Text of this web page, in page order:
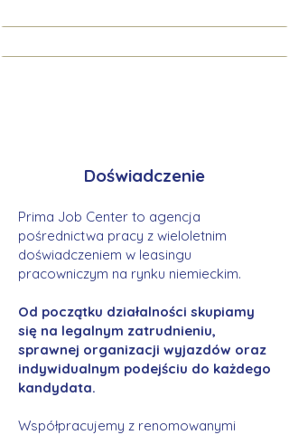
Doświadczenie
Prima Job Center to agencja
pośrednictwa pracy z wieloletnim
doświadczeniem w leasingu
pracowniczym na rynku niemieckim.
Od początku działalności skupiamy
się na legalnym zatrudnieniu,
sprawnej organizacji wyjazdów oraz
indywidualnym podejściu do każdego
kandydata.
Współpracujemy z renomowanymi